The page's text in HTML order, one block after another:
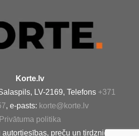
Korte.lv
LV-2169, Telefons +371
, e-pasts: korte@korte.lv
Privātuma politika
autortiesības, preču un tirdzniecības